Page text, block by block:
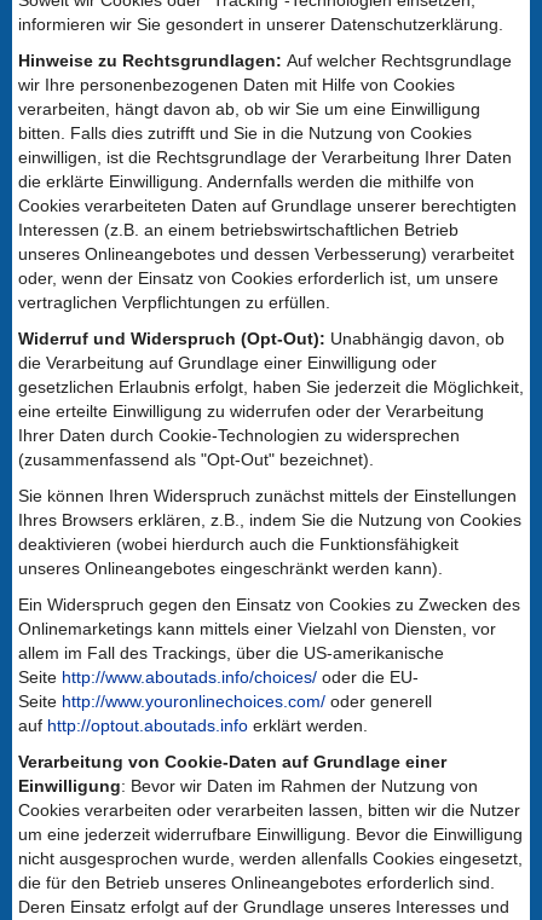
informieren wir Sie gesondert in unserer Datenschutzerklärung.
Hinweise zu Rechtsgrundlagen: Auf welcher Rechtsgrundlage
wir Ihre personenbezogenen Daten mit Hilfe von Cookies
verarbeiten, hängt davon ab, ob wir Sie um eine Einwilligung
bitten. Falls dies zutrifft und Sie in die Nutzung von Cookies
einwilligen, ist die Rechtsgrundlage der Verarbeitung Ihrer Daten
die erklärte Einwilligung. Andernfalls werden die mithilfe von
Cookies verarbeiteten Daten auf Grundlage unserer berechtigten
Interessen (z.B. an einem betriebswirtschaftlichen Betrieb
unseres Onlineangebotes und dessen Verbesserung) verarbeitet
oder, wenn der Einsatz von Cookies erforderlich ist, um unsere
vertraglichen Verpflichtungen zu erfüllen.
Widerruf und Widerspruch (Opt-Out): Unabhängig davon, ob
die Verarbeitung auf Grundlage einer Einwilligung oder
gesetzlichen Erlaubnis erfolgt, haben Sie jederzeit die Möglichkeit,
eine erteilte Einwilligung zu widerrufen oder der Verarbeitung
Ihrer Daten durch Cookie-Technologien zu widersprechen
(zusammenfassend als "Opt-Out" bezeichnet).
Sie können Ihren Widerspruch zunächst mittels der Einstellungen
Ihres Browsers erklären, z.B., indem Sie die Nutzung von Cookies
deaktivieren (wobei hierdurch auch die Funktionsfähigkeit
unseres Onlineangebotes eingeschränkt werden kann).
Ein Widerspruch gegen den Einsatz von Cookies zu Zwecken des
Onlinemarketings kann mittels einer Vielzahl von Diensten, vor
allem im Fall des Trackings, über die US-amerikanische
Seite http://www.aboutads.info/choices/ oder die EU-
Seite http://www.youronlinechoices.com/ oder generell
auf http://optout.aboutads.info erklärt werden.
Verarbeitung von Cookie-Daten auf Grundlage einer
Einwilligung: Bevor wir Daten im Rahmen der Nutzung von
Cookies verarbeiten oder verarbeiten lassen, bitten wir die Nutzer
um eine jederzeit widerrufbare Einwilligung. Bevor die Einwilligung
nicht ausgesprochen wurde, werden allenfalls Cookies eingesetzt,
die für den Betrieb unseres Onlineangebotes erforderlich sind.
Deren Einsatz erfolgt auf der Grundlage unseres Interesses und